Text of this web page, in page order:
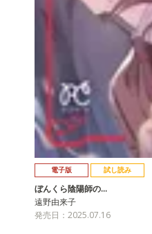
電子版 試し読み
ぼんくら陰陽師の…
遠野由来子
発売日：2025.07.16